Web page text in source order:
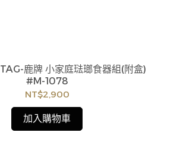
鹿牌 小家庭琺瑯食器組(附盒)
#M-1078
NT$2,900
加入購物車